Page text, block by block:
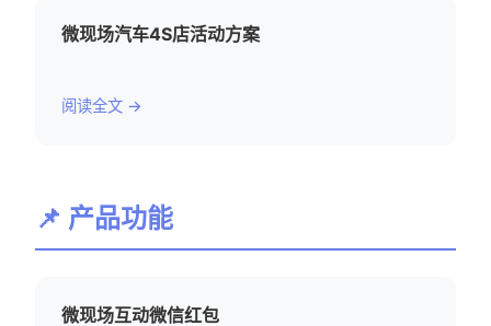
微现场汽车4S店活动方案
阅读全文 →
📌 产品功能
微现场互动微信红包